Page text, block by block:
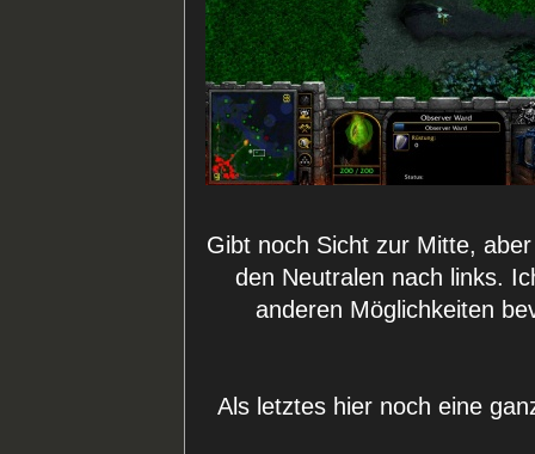
Gibt noch Sicht zur Mitte,
den Neutralen nach links.
anderen Möglichkeiten
Als letztes hier noch eine